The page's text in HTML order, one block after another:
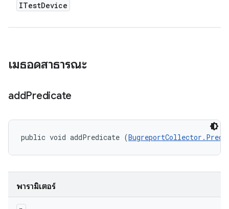
ITestDevice
เมธอดสาธารณะ
addPredicate
public void addPredicate (
พารามิเตอร์